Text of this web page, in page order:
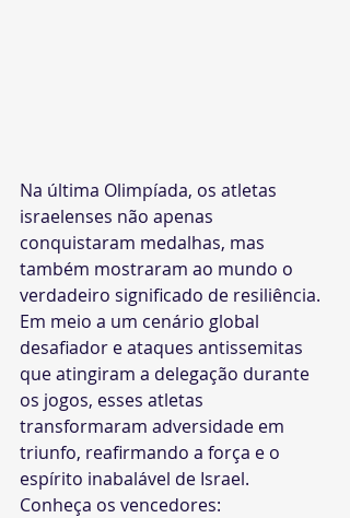
Na última Olimpíada, os atletas
israelenses não apenas
conquistaram medalhas, mas
também mostraram ao mundo o
verdadeiro significado de resiliência.
Em meio a um cenário global
desafiador e ataques antissemitas
que atingiram a delegação durante
os jogos, esses atletas
transformaram adversidade em
triunfo, reafirmando a força e o
espírito inabalável de Israel.​​​​
​​​​Conheça os vencedores: